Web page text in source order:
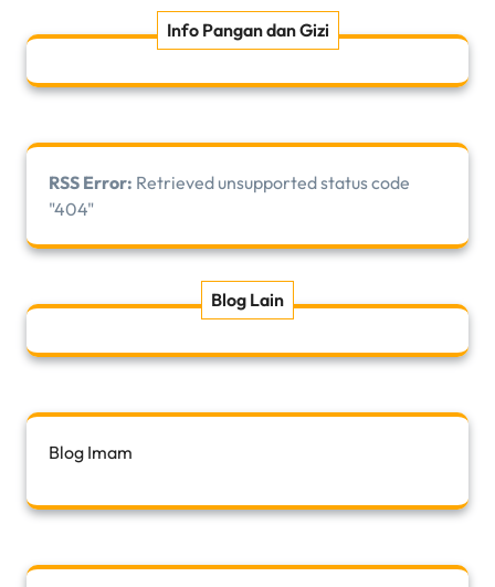
Info Pangan dan Gizi
RSS Error: Retrieved unsupported status code
"404"
Blog Lain
Blog Imam